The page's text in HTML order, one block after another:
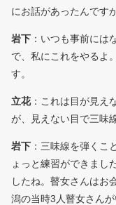
にお話があったんですか
岩下 ：いつも事前には
で、私にこれをやるよ
す。
立花：これは目が見え
が、見えない目で三味
岩下 ：三味線を弾くこ
ょっと練習ができまし
したね。瞽女さんはお
潟の当時3人瞽女さん